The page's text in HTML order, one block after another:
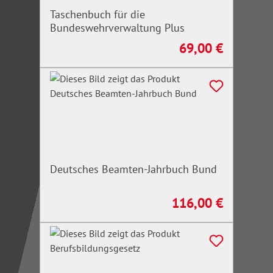
Taschenbuch für die
Bundeswehrverwaltung Plus
Regulärer Preis:
69,00 €
Deutsches Beamten-Jahrbuch Bund
Regulärer Preis:
116,00 €